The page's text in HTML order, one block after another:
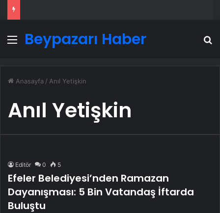
Menü
Beypazarı Haber
Anasayfa / Anıl Yetişkin
Anıl Yetişkin
Editör 0 5
Efeler Belediyesi’nden Ramazan
Dayanışması: 5 Bin Vatandaş İftarda
Buluştu